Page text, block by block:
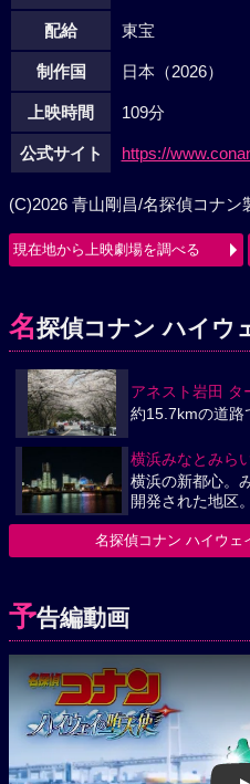
配給 東宝
制作国 日本（2026）
上映時間 109分
公式サイト https://
(C)2026 青山剛昌/名探偵コナン
現在地から上映劇場を調べる
名探偵コナン ハイウ
アネスト岩田 タ
約15.7kmの道路
横浜みなとみら
横浜の新都心。
開発された地区。
名探偵コナン ハイウェ
予告編動画